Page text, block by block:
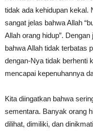
tidak ada kehidupan kekal.
sangat jelas bahwa Allah
Allah orang hidup”.
bahwa Allah tidak terbatas
dengan-Nya tidak berhenti
mencapai kepenuhannya
Kita diingatkan bahwa
sementara. Banyak orang
dilihat, dimiliki, dan